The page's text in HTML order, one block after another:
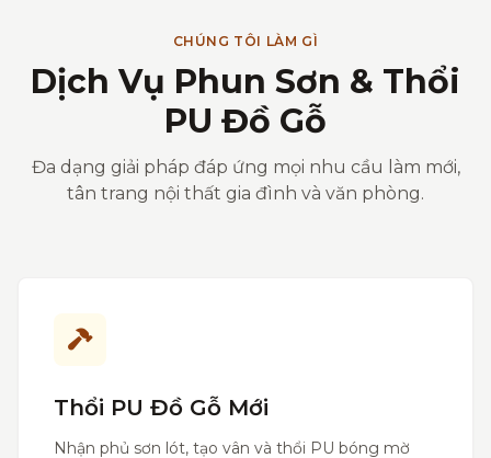
CHÚNG TÔI LÀM GÌ
Dịch Vụ Phun Sơn & Thổi
PU Đồ Gỗ
Đa dạng giải pháp đáp ứng mọi nhu cầu làm mới,
tân trang nội thất gia đình và văn phòng.
Thổi PU Đồ Gỗ Mới
Nhận phủ sơn lót, tạo vân và thổi PU bóng mờ